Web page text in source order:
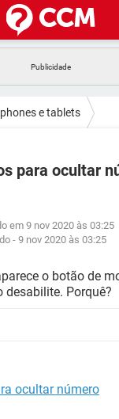
FACEBOOK
GMAIL
WHATSAPP
WHATSAPP
EXCEL
FACEBOOK
GMAIL
FACEBOOK
e tablets
para ocultar
em 9 nov 2020 às 03:25
-9 nov 2020 às 03:25
o botão de
desabilite. Porquê?
ocultar número